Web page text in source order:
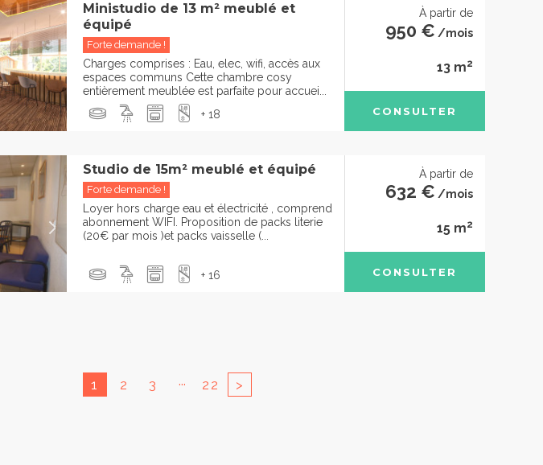
Ministudio de 13 m² meublé et
équipé
Forte demande !
Charges comprises : Eau, elec, wifi, accès aux
espaces communs Cette chambre cosy
entièrement meublée est parfaite pour accuei...
+ 18
À partir de
950 € /mois
13 m2
CONSULTER
Studio de 15m² meublé et équipé
Forte demande !
Loyer hors charge eau et électricité , comprend
abonnement WIFI. Proposition de packs literie
(20€ par mois )et packs vaisselle (...
+ 16
À partir de
632 € /mois
15 m2
CONSULTER
1 2 3 ... 22 >